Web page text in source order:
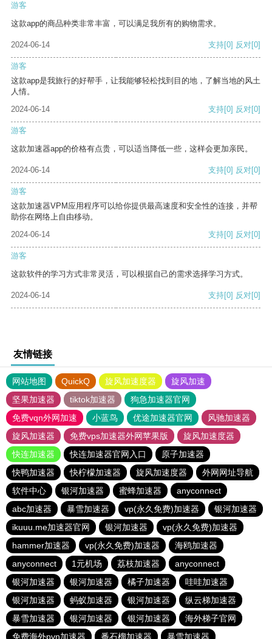
游客
这款app的商品种类非常丰富，可以满足我所有的购物需求。
2024-06-14 支持[0] 反对[0]
游客
这款app是我旅行的好帮手，让我能够轻松找到目的地，了解当地的风土
人情。
2024-06-14
支持[0] 反对[0]
游客
这款加速器app的价格有点贵，可以适当降低一些，这样会更加亲民。
2024-06-14 支持[0] 反对[0]
游客
这款加速器VPM应用程序可以给你提供最高速度和安全性的连接，并帮
助你在网络上自由移动。
2024-06-14
支持[0] 反对[0]
游客
这款软件的学习方式非常灵活，可以根据自己的需求选择学习方式。
2024-06-14 支持[0] 反对[0]
友情链接
网站地图 QuickQ 旋风加速度器
旋风加速
坚果加速器
tiktok加速器
狗急加速器官网
免费vqn外网加速
小蓝鸟 优途加速器官网
风驰加速器
旋风加速器
免费vps加速器外网苹果版
旋风加速度器
快连加速器
快连加速器官网入口
原子加速器
快鸭加速器
快柠檬加速器 旋风加速度器
外网网址导航
软件中心
银河加速器 蜜蜂加速器
anyconnect
abc加速器
暴雪加速器 vp(永久免费)加速器
银河加速器
ikuuu.me加速器官网
银河加速器
vp(永久免费)加速器
hammer加速器
vp(永久免费)加速器
海鸥加速器
anyconnect
1元机场 荔枝加速器
anyconnect
银河加速器
银河加速器 橘子加速器
哇哇加速器
银河加速器
蚂蚁加速器 银河加速器
纵云梯加速器
暴雪加速器
银河加速器 银河加速器
海外梯子官网
免费海外pvn加速器
番石榴加速器 暴雪加速器